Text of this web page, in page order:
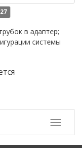
в адаптер;
системы
Toggle